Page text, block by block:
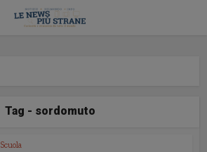
Tag - sordomuto
Scuola